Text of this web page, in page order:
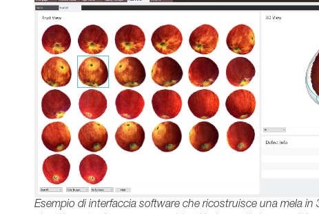
Esempio di interfaccia software che ricostruisce una mela in